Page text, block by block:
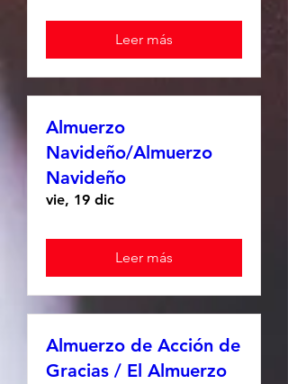
Leer más
Almuerzo
Navideño/Almuerzo
Navideño
vie, 19 dic
Leer más
Almuerzo de Acción de
Gracias / El Almuerzo